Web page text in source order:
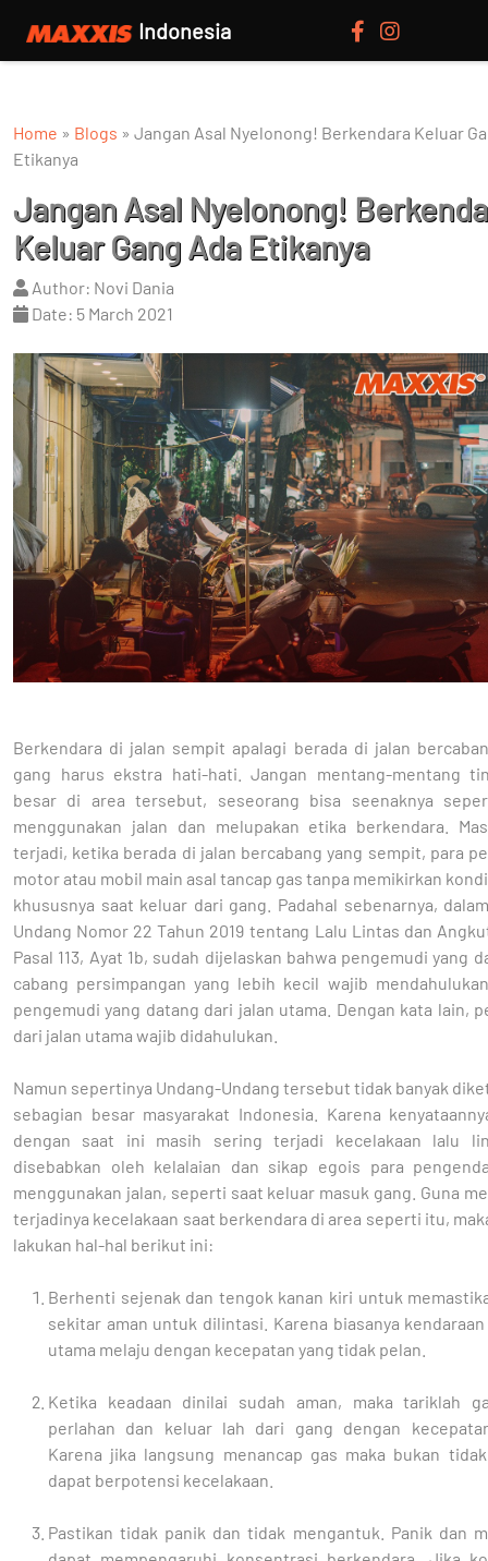
Indonesia
Home » Blogs » Jangan Asal Nyelonong! Berkendara Keluar
Etikanya
Jangan Asal Nyelonong!
Keluar Gang Ada Etikanya
Author: Novi Dania
Date: 5 March 2021
Berkendara di jalan sempit apalagi berada di jalan
gang harus ekstra hati-hati. Jangan mentang-mentang
besar di area tersebut, seseorang bisa seenaknya
menggunakan jalan dan melupakan etika berkendara.
terjadi, ketika berada di jalan bercabang yang sempit, para
motor atau mobil main asal tancap gas tanpa memikirkan
khususnya saat keluar dari gang. Padahal sebenarnya,
Undang Nomor 22 Tahun 2019 tentang Lalu Lintas dan
Pasal 113, Ayat 1b, sudah dijelaskan bahwa pengemudi yang
cabang persimpangan yang lebih kecil wajib
pengemudi yang datang dari jalan utama. Dengan kata lain,
dari jalan utama wajib didahulukan.
Namun sepertinya Undang-Undang tersebut tidak banyak
sebagian besar masyarakat Indonesia. Karena
dengan saat ini masih sering terjadi kecelakaan lalu
disebabkan oleh kelalaian dan sikap egois para
menggunakan jalan, seperti saat keluar masuk gang. Guna
terjadinya kecelakaan saat berkendara di area seperti itu,
lakukan hal-hal berikut ini:
Berhenti sejenak dan tengok kanan kiri untuk
sekitar aman untuk dilintasi. Karena biasanya
utama melaju dengan kecepatan yang tidak pelan.
Ketika keadaan dinilai sudah aman, maka tariklah
perlahan dan keluar lah dari gang dengan
Karena jika langsung menancap gas maka bukan
dapat berpotensi kecelakaan.
Pastikan tidak panik dan tidak mengantuk. Panik dan